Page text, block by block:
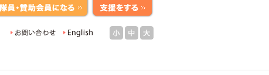
小 中 大